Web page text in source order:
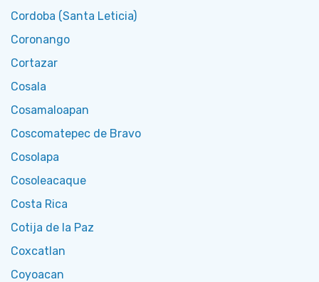
Cordoba (Santa Leticia)
Coronango
Cortazar
Cosala
Cosamaloapan
Coscomatepec de Bravo
Cosolapa
Cosoleacaque
Costa Rica
Cotija de la Paz
Coxcatlan
Coyoacan